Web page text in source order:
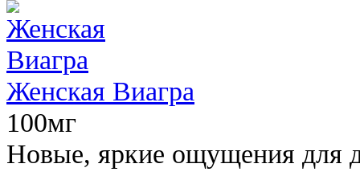
Женская Виагра
100мг
Новые, яркие ощущения для